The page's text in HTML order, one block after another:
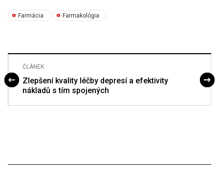
Farmácia Farmakológia
ČLÁNEK
Zlepšení kvality léčby depresí a efektivity
nákladů s tím spojených